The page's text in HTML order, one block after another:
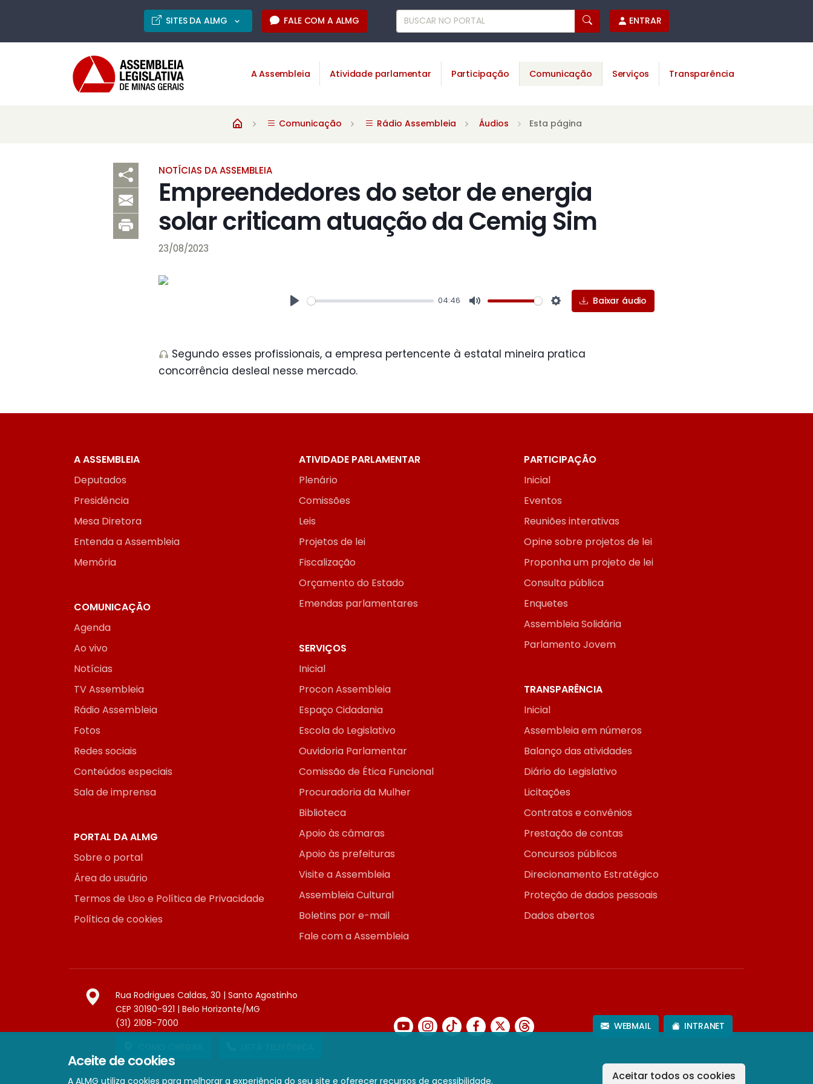
Aceite de cookies
A ALMG utiliza cookies para melhorar a experiência do seu site e oferecer recursos de acessibilidade. Aceitar todos os cookies
SITES DA ALMG FALE COM A ALMG ENTRAR
A Assembleia Atividade parlamentar Participação Comunicação Serviços Transparência
Comunicação Rádio Assembleia Áudios Esta página
NOTÍCIAS DA ASSEMBLEIA
Empreendedores do setor de energia
solar criticam atuação da Cemig Sim
23/08/2023
04:46
Settings
Baixar áudio
Segundo esses profissionais, a empresa pertencente à estatal mineira pratica
concorrência desleal nesse mercado.
A ASSEMBLEIA
Deputados
Presidência
Mesa Diretora
Entenda a Assembleia
Memória
ATIVIDADE PARLAMENTAR
Plenário
Comissões
Leis
Projetos de lei
Fiscalização
Orçamento do Estado
Emendas parlamentares
PARTICIPAÇÃO
Inicial
Eventos
Reuniões interativas
Opine sobre projetos de lei
Proponha um projeto de lei
Consulta pública
Enquetes
Assembleia Solidária
Parlamento Jovem
COMUNICAÇÃO
Agenda
Ao vivo
Notícias
TV Assembleia
Rádio Assembleia
Fotos
Redes sociais
Conteúdos especiais
Sala de imprensa
SERVIÇOS
Inicial
Procon Assembleia
Espaço Cidadania
Escola do Legislativo
Ouvidoria Parlamentar
Comissão de Ética Funcional
Procuradoria da Mulher
Biblioteca
Apoio às câmaras
Apoio às prefeituras
Visite a Assembleia
Assembleia Cultural
Boletins por e-mail
Fale com a Assembleia
TRANSPARÊNCIA
Inicial
Assembleia em números
Balanço das atividades
Diário do Legislativo
Licitações
Contratos e convênios
Prestação de contas
Concursos públicos
Direcionamento Estratégico
Proteção de dados pessoais
Dados abertos
PORTAL DA ALMG
Sobre o portal
Área do usuário
Termos de Uso e Política de Privacidade
Política de cookies
Rua Rodrigues Caldas, 30 | Santo Agostinho
CEP 30190-921 | Belo Horizonte/MG
(31) 2108-7000
WEBMAIL INTRANET